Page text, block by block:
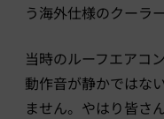
う海外仕様のクーラ
当時のルーフエアコ
動作音が静かではな
ません。やはり皆さ